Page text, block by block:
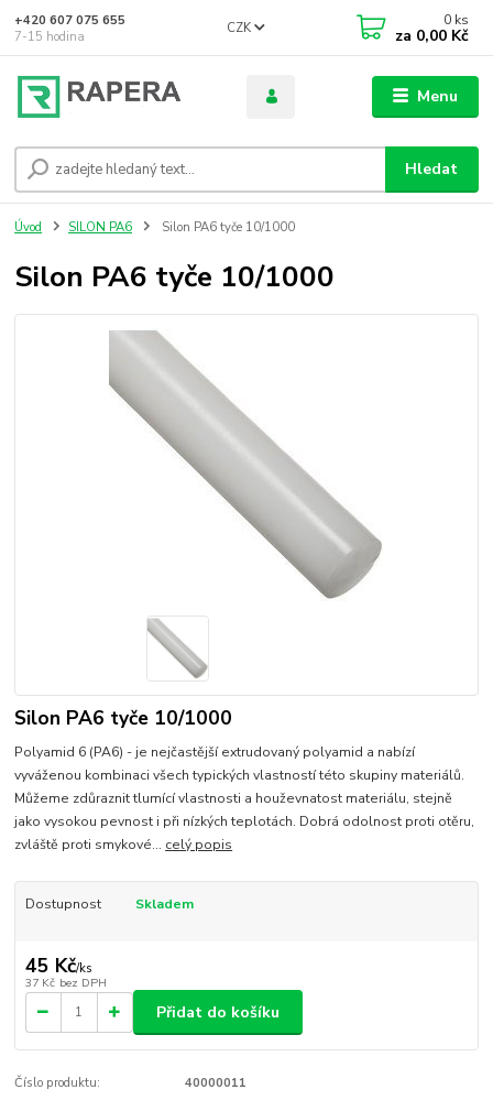
Menu
CZK
Hledat
+420 607 075 655
7-15 hodina
0 ks
za 0,00 Kč
Úvod SILON PA6 Silon PA6 tyče 10/1000
Silon PA6 tyče 10/1000
Silon PA6 tyče 10/1000
Polyamid 6 (PA6) - je nejčastější extrudovaný polyamid a nabízí
vyváženou kombinaci všech typických vlastností této skupiny materiálů.
Můžeme zdůraznit tlumící vlastnosti a houževnatost materiálu, stejně
jako vysokou pevnost i při nízkých teplotách. Dobrá odolnost proti otěru,
zvláště proti smykové... celý popis
Dostupnost Skladem
45 Kč/ks
37 Kč bez DPH
Přidat do košíku
Číslo produktu: 40000011